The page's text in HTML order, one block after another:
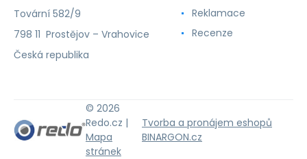
Tovární 582/9
798 11 Prostějov – Vrahovice
Česká republika
Reklamace
Recenze
© 2026
Redo.cz |
Mapa
stránek
Tvorba a pronájem eshopů
BINARGON.cz